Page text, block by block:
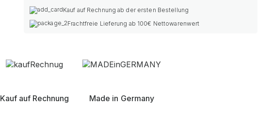
Kauf auf Rechnung ab der ersten Bestellung
Frachtfreie Lieferung ab 100€ Nettowarenwert
Kauf auf Rechnung Made in Germany